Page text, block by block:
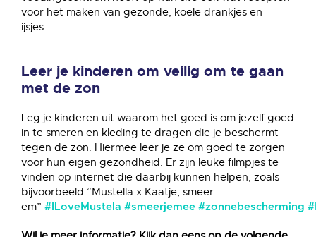
voor het maken van gezonde, koele drankjes en
ijsjes…
Leer je kinderen om veilig om te gaan
met de zon
Leg je kinderen uit waarom het goed is om jezelf goed
in te smeren en kleding te dragen die je beschermt
tegen de zon. Hiermee leer je ze om goed te zorgen
voor hun eigen gezondheid. Er zijn leuke filmpjes te
vinden op internet die daarbij kunnen helpen, zoals
bijvoorbeeld “Mustella x Kaatje, smeer
em” #ILoveMustela #smeerjemee #zonnebescherming